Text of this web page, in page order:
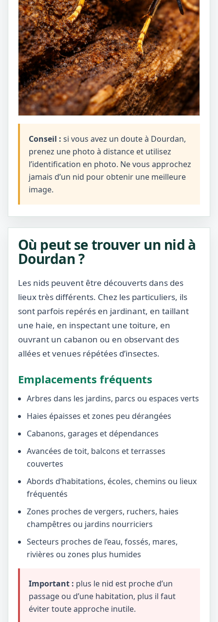
Conseil : si vous avez un doute à Dourdan,
prenez une photo à distance et utilisez
l’identification en photo. Ne vous approchez
jamais d’un nid pour obtenir une meilleure
image.
Où peut se trouver un nid à
Dourdan ?
Les nids peuvent être découverts dans des
lieux très différents. Chez les particuliers, ils
sont parfois repérés en jardinant, en taillant
une haie, en inspectant une toiture, en
ouvrant un cabanon ou en observant des
allées et venues répétées d’insectes.
Emplacements fréquents
Arbres dans les jardins, parcs ou espaces verts
Haies épaisses et zones peu dérangées
Cabanons, garages et dépendances
Avancées de toit, balcons et terrasses
couvertes
Abords d’habitations, écoles, chemins ou lieux
fréquentés
Zones proches de vergers, ruchers, haies
champêtres ou jardins nourriciers
Secteurs proches de l’eau, fossés, mares,
rivières ou zones plus humides
Important : plus le nid est proche d’un
passage ou d’une habitation, plus il faut
éviter toute approche inutile.